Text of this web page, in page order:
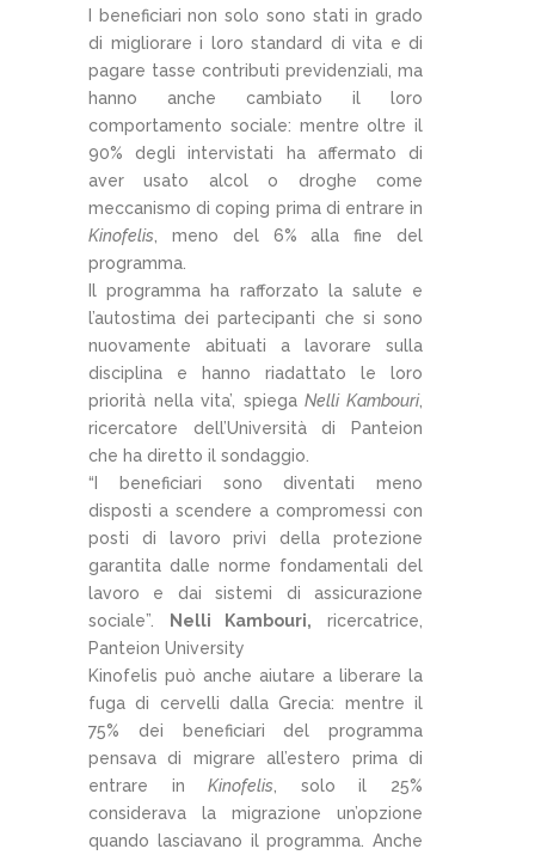
I beneficiari non solo sono stati in grado
di migliorare i loro standard di vita e di
pagare tasse contributi previdenziali, ma
hanno anche cambiato il loro
comportamento sociale: mentre oltre il
90% degli intervistati ha affermato di
aver usato alcol o droghe come
meccanismo di coping prima di entrare in
Kinofelis, meno del 6% alla fine del
programma.
Il programma ha rafforzato la salute e
l’autostima dei partecipanti che si sono
nuovamente abituati a lavorare sulla
disciplina e hanno riadattato le loro
priorità nella vita’, spiegaNelli Kambouri,
ricercatore dell’Università di Panteion
che ha diretto il sondaggio.
“I beneficiari sono diventati meno
disposti a scendere a compromessi con
posti di lavoro privi della protezione
garantita dalle norme fondamentali del
lavoro e dai sistemi di assicurazione
sociale”.
Nelli Kambouri, ricercatrice,
Panteion University
Kinofelis può anche aiutare a liberare la
fuga di cervelli dalla Grecia: mentre il
75% dei beneficiari del programma
pensava di migrare all’estero prima di
entrare inKinofelis, solo il 25%
considerava la migrazione un’opzione
quando lasciavano il programma. Anche